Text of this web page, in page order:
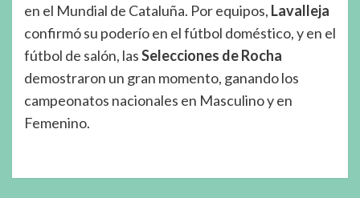
en el Mundial de Cataluña. Por equipos, Lavalleja
confirmó su poderío en el fútbol doméstico, y en el
fútbol de salón, lasSelecciones de Rocha
demostraron un gran momento, ganando los
campeonatos nacionales en Masculino y en
Femenino.